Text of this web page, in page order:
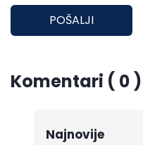
POŠALJI
Komentari ( 0 )
Najnovije